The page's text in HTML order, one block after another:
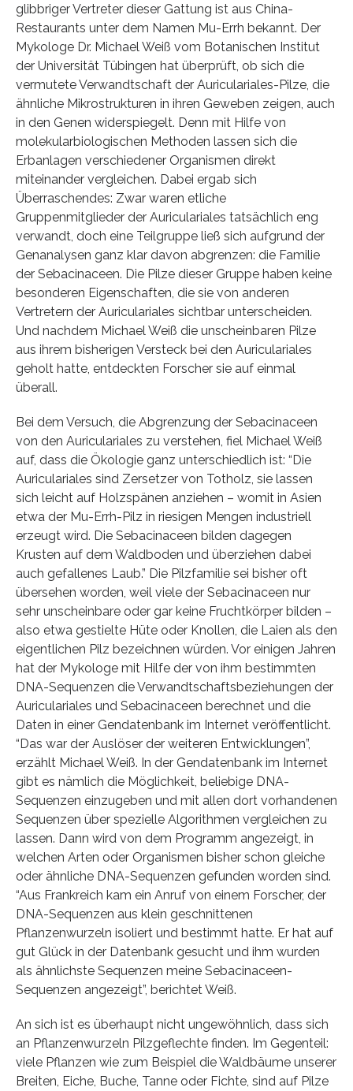
glibbriger Vertreter dieser Gattung ist aus China-
Restaurants unter dem Namen Mu-Errh bekannt. Der
Mykologe Dr. Michael Weiß vom Botanischen Institut
der Universität Tübingen hat überprüft, ob sich die
vermutete Verwandtschaft der Auriculariales-Pilze, die
ähnliche Mikrostrukturen in ihren Geweben zeigen, auch
in den Genen widerspiegelt. Denn mit Hilfe von
molekularbiologischen Methoden lassen sich die
Erbanlagen verschiedener Organismen direkt
miteinander vergleichen. Dabei ergab sich
Überraschendes: Zwar waren etliche
Gruppenmitglieder der Auriculariales tatsächlich eng
verwandt, doch eine Teilgruppe ließ sich aufgrund der
Genanalysen ganz klar davon abgrenzen: die Familie
der Sebacinaceen. Die Pilze dieser Gruppe haben keine
besonderen Eigenschaften, die sie von anderen
Vertretern der Auriculariales sichtbar unterscheiden.
Und nachdem Michael Weiß die unscheinbaren Pilze
aus ihrem bisherigen Versteck bei den Auriculariales
geholt hatte, entdeckten Forscher sie auf einmal
überall.
Bei dem Versuch, die Abgrenzung der Sebacinaceen
von den Auriculariales zu verstehen, fiel Michael Weiß
auf, dass die Ökologie ganz unterschiedlich ist: “Die
Auriculariales sind Zersetzer von Totholz, sie lassen
sich leicht auf Holzspänen anziehen – womit in Asien
etwa der Mu-Errh-Pilz in riesigen Mengen industriell
erzeugt wird. Die Sebacinaceen bilden dagegen
Krusten auf dem Waldboden und überziehen dabei
auch gefallenes Laub.” Die Pilzfamilie sei bisher oft
übersehen worden, weil viele der Sebacinaceen nur
sehr unscheinbare oder gar keine Fruchtkörper bilden –
also etwa gestielte Hüte oder Knollen, die Laien als den
eigentlichen Pilz bezeichnen würden. Vor einigen Jahren
hat der Mykologe mit Hilfe der von ihm bestimmten
DNA-Sequenzen die Verwandtschaftsbeziehungen der
Auriculariales und Sebacinaceen berechnet und die
Daten in einer Gendatenbank im Internet veröffentlicht.
“Das war der Auslöser der weiteren Entwicklungen”,
erzählt Michael Weiß. In der Gendatenbank im Internet
gibt es nämlich die Möglichkeit, beliebige DNA-
Sequenzen einzugeben und mit allen dort vorhandenen
Sequenzen über spezielle Algorithmen vergleichen zu
lassen. Dann wird von dem Programm angezeigt, in
welchen Arten oder Organismen bisher schon gleiche
oder ähnliche DNA-Sequenzen gefunden worden sind.
“Aus Frankreich kam ein Anruf von einem Forscher, der
DNA-Sequenzen aus klein geschnittenen
Pflanzenwurzeln isoliert und bestimmt hatte. Er hat auf
gut Glück in der Datenbank gesucht und ihm wurden
als ähnlichste Sequenzen meine Sebacinaceen-
Sequenzen angezeigt”, berichtet Weiß.
An sich ist es überhaupt nicht ungewöhnlich, dass sich
an Pflanzenwurzeln Pilzgeflechte finden. Im Gegenteil:
viele Pflanzen wie zum Beispiel die Waldbäume unserer
Breiten, Eiche, Buche, Tanne oder Fichte, sind auf Pilze